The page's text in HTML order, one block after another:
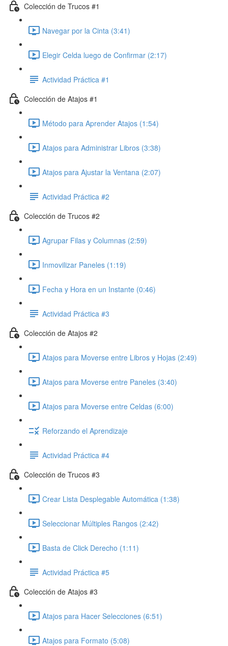
Colección de Trucos #1
Navegar por la Cinta (3:41)
Elegir Celda luego de Confirmar (2:17)
Actividad Práctica #1
Colección de Atajos #1
Método para Aprender Atajos (1:54)
Atajos para Administrar Libros (3:38)
Atajos para Ajustar la Ventana (2:07)
Actividad Práctica #2
Colección de Trucos #2
Agrupar Filas y Columnas (2:59)
Inmovilizar Paneles (1:19)
Fecha y Hora en un Instante (0:46)
Actividad Práctica #3
Colección de Atajos #2
Atajos para Moverse entre Libros y Hojas (2:49)
Atajos para Moverse entre Paneles (3:40)
Atajos para Moverse entre Celdas (6:00)
Reforzando el Aprendizaje
Actividad Práctica #4
Colección de Trucos #3
Crear Lista Desplegable Automática (1:38)
Seleccionar Múltiples Rangos (2:42)
Basta de Click Derecho (1:11)
Actividad Práctica #5
Colección de Atajos #3
Atajos para Hacer Selecciones (6:51)
Atajos para Formato (5:08)